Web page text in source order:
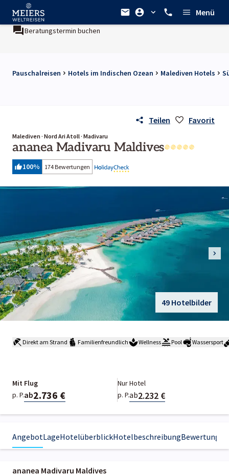
Menü
Beratungstermin buchen
Pauschalreisen Hotels im Indischen Ozean Malediven Hotels
Teilen Favorit
Malediven · Nord Ari Atoll · Madivaru
ananea Madivaru Maldives
100% 174 Bewertungen
49 Hotelbilder
Direkt am Strand Familienfreundlich Wellness Pool Wassersport
Mit Flug
p. P.ab2.736 €
Nur Hotel
p. P.ab2.232 €
AngebotLageHotelüberblickHotelbeschreibungBewertungen
ananea Madivaru Maldives